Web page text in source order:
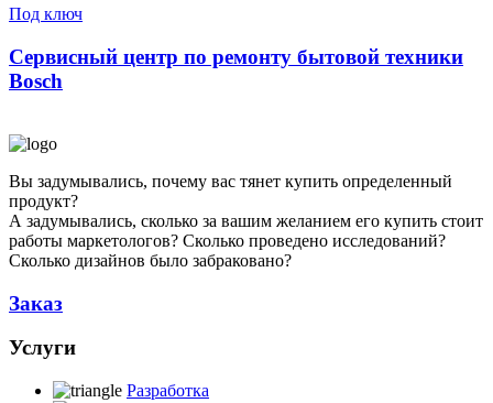
Под ключ
Сервисный центр по ремонту бытовой техники
Bosch
Вы задумывались, почему вас тянет купить определенный
продукт?
А задумывались, сколько за вашим желанием его купить стоит
работы маркетологов? Сколько проведено исследований?
Сколько дизайнов было забраковано?
Заказ
Услуги
Разработка